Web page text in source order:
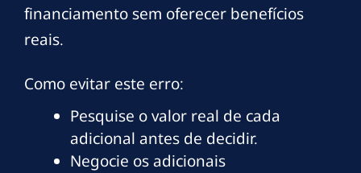
financiamento sem oferecer benefícios
reais.
Como evitar este erro:
Pesquise o valor real de cada
adicional antes de decidir.
Negocie os adicionais